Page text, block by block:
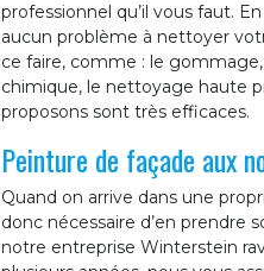
professionnel qu’il vous faut.
aucun problème à nettoyer
ce faire, comme : le
chimique, le nettoyage haute
proposons sont très efficaces.
Peinture de façade aux
Quand on arrive dans une
donc nécessaire d’en prendre
notre entreprise Winterstein